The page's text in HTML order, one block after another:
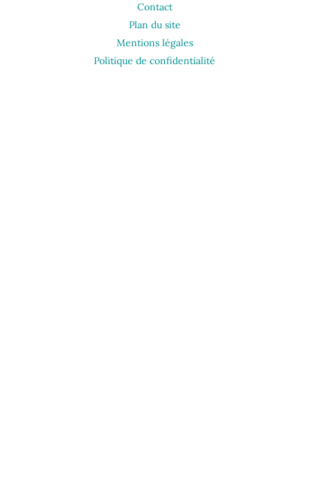
Contact
Plan du site
Mentions légales
Politique de confidentialité